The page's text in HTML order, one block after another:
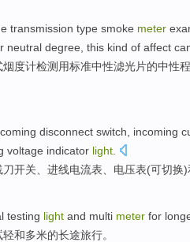
transmission type smoke meter
neutral degree this kind of affect
烟度计检测 用标准中性滤光片的中性
disconnect switch , incoming
voltage indicator light
刀开关 、进线电流表、 电压表(可切换)
testing light and multi meter for
轻和多米的长途旅行。